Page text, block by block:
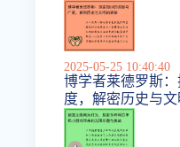
2025-05-25 10:40:40
博学者莱德罗斯
度，解密历史与